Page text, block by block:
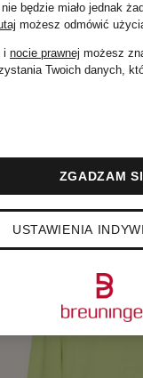
będzie miało jednak
możesz odmówić
i nocie prawnej możesz
Twoich danych,
USTAWIENIA
ZGADZAM